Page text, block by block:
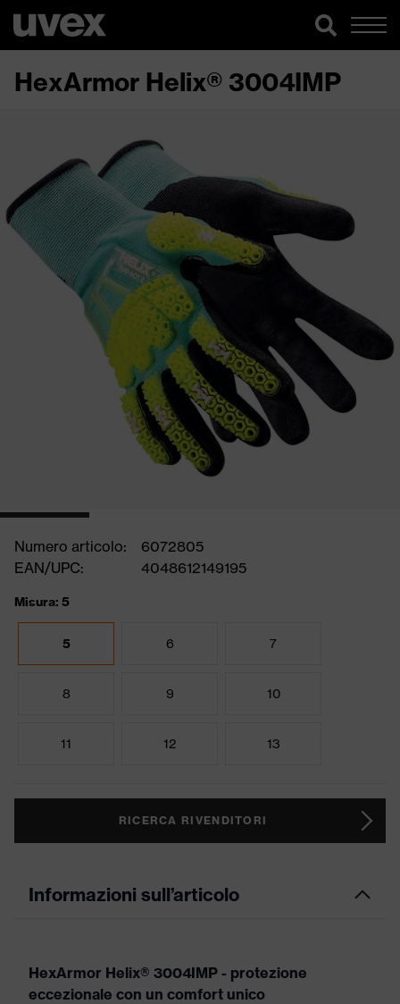
HexArmor Helix® 3004IMP
Numero articolo:
6072805
EAN/UPC:
4048612149195
Misura: 5
5 6 7
8 9 10
11 12 13
RICERCA RIVENDITORI
Informazioni sull’articolo
HexArmor Helix® 3004IMP - protezione
eccezionale con un comfort unico